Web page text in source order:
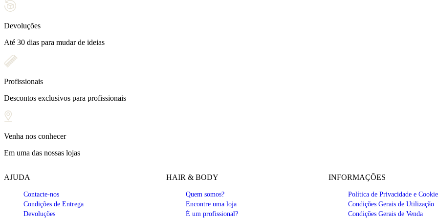
Devoluções
Até 30 dias para mudar de ideias
Profissionais
Descontos exclusivos para profissionais
Venha nos conhecer
Em uma das nossas lojas
AJUDA
Contacte-nos
Condições de Entrega
Devoluções
HAIR & BODY
Quem somos?
Encontre uma loja
É um profissional?
INFORMAÇÕES
Política de Privacidade e
Condições Gerais de Utilização
Condições Gerais de Venda